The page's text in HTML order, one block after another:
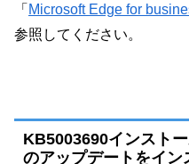
「 Microsoft Edge for
参照してください。
KB5003690インスト
のアップデートをイ